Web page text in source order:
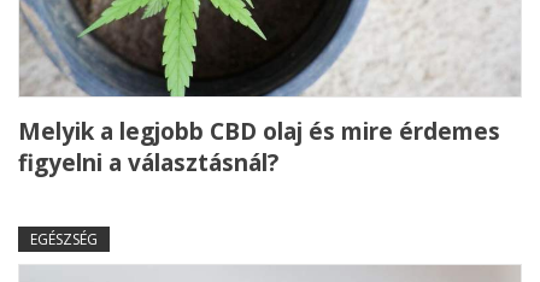
Melyik a legjobb CBD olaj és mire érdemes
figyelni a választásnál?
EGÉSZSÉG